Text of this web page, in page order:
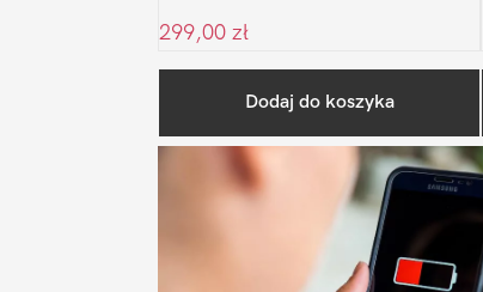
299,00 zł
Dodaj do koszyka